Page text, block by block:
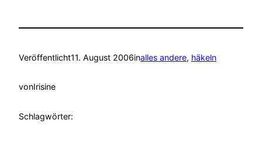
Veröffentlicht11. August 2006inalles andere, häkeln
vonIrisine
Schlagwörter: